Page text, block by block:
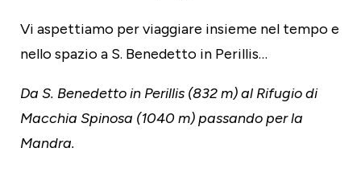
Vi aspettiamo per viaggiare insieme nel tempo e
nello spazio a S. Benedetto in Perillis…
Da S. Benedetto in Perillis (832 m) al Rifugio di
Macchia Spinosa (1040 m) passando per la
Mandra.